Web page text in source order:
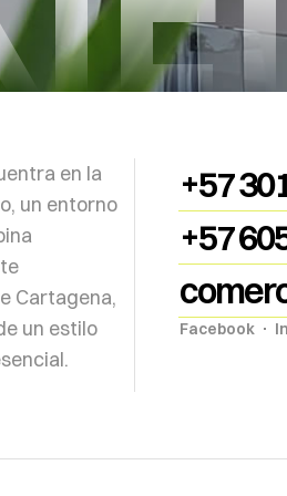
en la
un entorno
Cartagena,
un estilo
+57
+57
Facebook